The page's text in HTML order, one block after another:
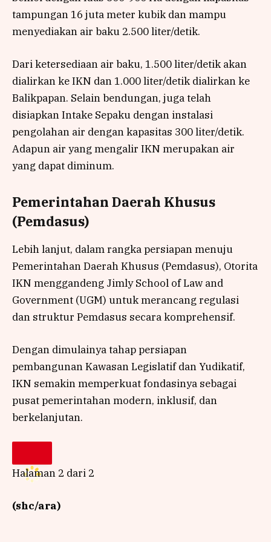
tampungan 16 juta meter kubik dan mampu
menyediakan air baku 2.500 liter/detik.
Dari ketersediaan air baku, 1.500 liter/detik akan
dialirkan ke IKN dan 1.000 liter/detik dialirkan ke
Balikpapan. Selain bendungan, juga telah
disiapkan Intake Sepaku dengan instalasi
pengolahan air dengan kapasitas 300 liter/detik.
Adapun air yang mengalir IKN merupakan air
yang dapat diminum.
Pemerintahan Daerah Khusus
(Pemdasus)
Lebih lanjut, dalam rangka persiapan menuju
Pemerintahan Daerah Khusus (Pemdasus), Otorita
IKN menggandeng Jimly School of Law and
Government (UGM) untuk merancang regulasi
dan struktur Pemdasus secara komprehensif.
Dengan dimulainya tahap persiapan
pembangunan Kawasan Legislatif dan Yudikatif,
IKN semakin memperkuat fondasinya sebagai
pusat pemerintahan modern, inklusif, dan
berkelanjutan.
Halaman 2 dari 2
(shc/ara)